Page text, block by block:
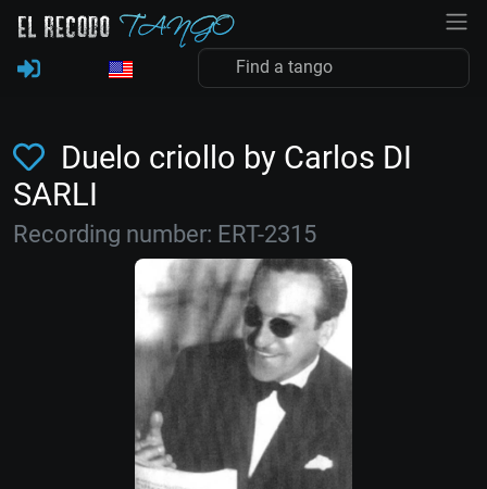
Duelo criollo by Carlos DI
SARLI
Recording number: ERT-2315